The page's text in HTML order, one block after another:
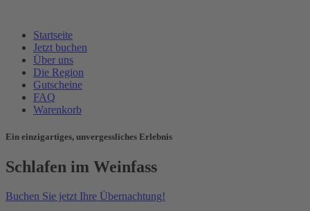
Startseite
Jetzt buchen
Über uns
Die Region
Gutscheine
FAQ
Warenkorb
Ein einzigartiges, unvergessliches Erlebnis
Schlafen im Weinfass
Buchen Sie jetzt Ihre Übernachtung!